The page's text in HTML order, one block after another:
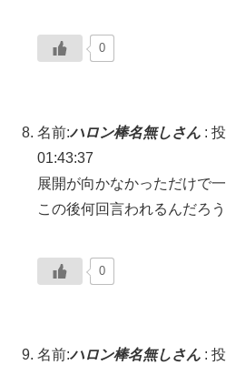
0
名前:ハロン棒名無しさん :
01:43:37
展開が向かなかっただけで
この後何回言われるんだろ
0
名前:ハロン棒名無しさん :